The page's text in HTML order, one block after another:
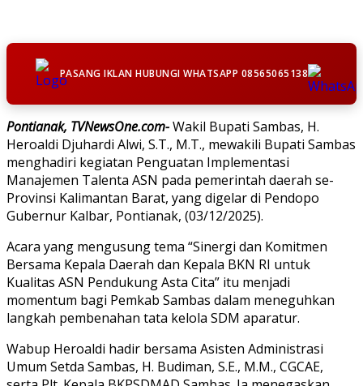
PASANG IKLAN HUBUNGI WHATSAPP 08565065138
Pontianak, TVNewsOne.com-Wakil Bupati Sambas, H.
Heroaldi Djuhardi Alwi, S.T., M.T., mewakili Bupati Sambas
menghadiri kegiatan Penguatan Implementasi
Manajemen Talenta ASN pada pemerintah daerah se-
Provinsi Kalimantan Barat, yang digelar di Pendopo
Gubernur Kalbar, Pontianak, (03/12/2025).
Acara yang mengusung tema “Sinergi dan Komitmen
Bersama Kepala Daerah dan Kepala BKN RI untuk
Kualitas ASN Pendukung Asta Cita” itu menjadi
momentum bagi Pemkab Sambas dalam meneguhkan
langkah pembenahan tata kelola SDM aparatur.
Wabup Heroaldi hadir bersama Asisten Administrasi
Umum Setda Sambas, H. Budiman, S.E., M.M., CGCAE,